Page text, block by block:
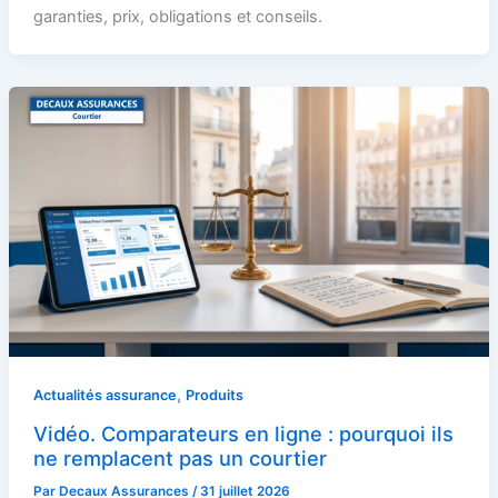
garanties, prix, obligations et conseils.
Actualités assurance, Produits
Vidéo. Comparateurs en ligne : pourquoi ils
ne remplacent pas un courtier
Par Decaux Assurances /31 juillet 2026